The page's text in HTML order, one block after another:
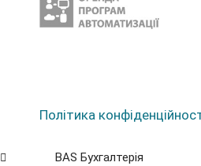
Політика
BAS Бухгалтерія